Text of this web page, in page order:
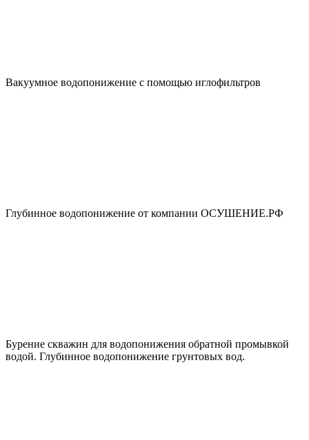
Вакуумное водопонижение с помощью иглофильтров
Глубинное водопонижение от компании ОСУШЕНИЕ.РФ
Бурение скважин для водопонижения обратной промывкой
водой. Глубинное водопонижение грунтовых вод.